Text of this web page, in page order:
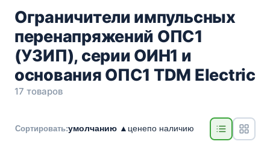
Ограничители импульсных
перенапряжений ОПС1
(УЗИП), серии ОИН1 и
основания ОПС1 TDM Electric
17 товаров
Сортировать:умолчанию ▲ ценепо наличию